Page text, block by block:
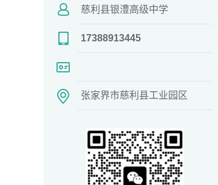
慈利县银澧高级中学
17388913445
张家界市慈利县工业园区